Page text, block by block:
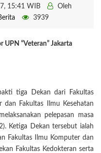
15:41 WIB
Oleh
3939
UPN “Veteran” Jakarta
tiga Dekan dari Fakultas
dan Fakultas Ilmu Kesehatan
pelepasan masa
Ketiga Dekan tersebut ialah
Fakultas Ilmu Komputer dan
Fakultas Kedokteran serta